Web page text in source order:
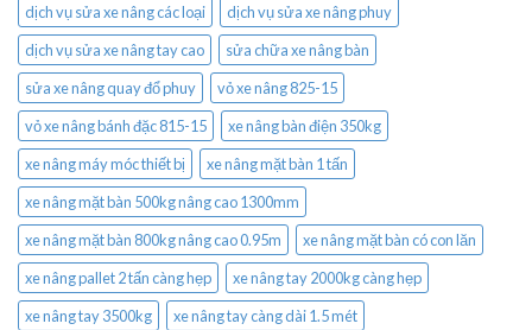
dịch vụ sửa xe nâng các loại
dịch vụ sửa xe nâng phuy
dịch vụ sửa xe nâng tay cao
sửa chữa xe nâng bàn
sửa xe nâng quay đổ phuy
vỏ xe nâng 825-15
vỏ xe nâng bánh đặc 815-15
xe nâng bàn điện 350kg
xe nâng máy móc thiết bị
xe nâng mặt bàn 1 tấn
xe nâng mặt bàn 500kg nâng cao 1300mm
xe nâng mặt bàn 800kg nâng cao 0.95m
xe nâng mặt bàn có con lăn
xe nâng pallet 2 tấn càng hẹp
xe nâng tay 2000kg càng hẹp
xe nâng tay 3500kg
xe nâng tay càng dài 1.5 mét